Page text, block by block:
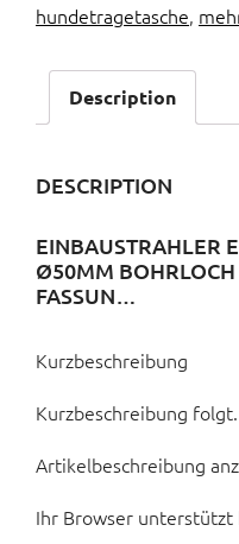
hundetragetasche,
Description
DESCRIPTION
EINBAUSTRAHLER
Ø50MM BOHRLOCH
FASSUN…
Kurzbeschreibung
Kurzbeschreibung folgt.
Artikelbeschreibung
Ihr Browser unterstützt